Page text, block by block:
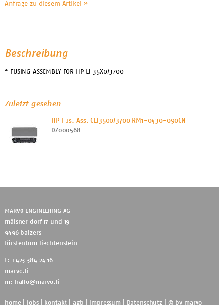
Anfrage zu diesem Artikel »
Beschreibung
* FUSING ASSEMBLY FOR HP LJ 35X0/3700
Zuletzt gesehen
HP Fus. Ass. CLJ3500/3700 RM1-0430-090CN
DZ000568
MARVO ENGINEERING AG
mälsner dorf 17 und 19
9496 balzers
fürstentum liechtenstein
t: +423 384 24 16
marvo.li
m:
hallo@marvo.li
home jobs kontakt agb impressum Datenschutz | © by marvo